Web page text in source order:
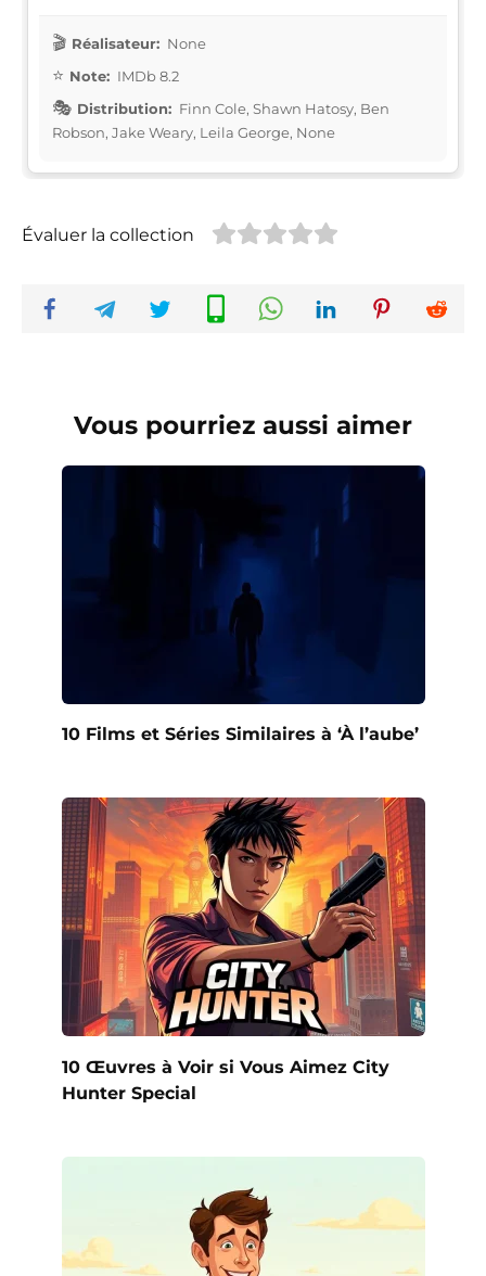
Réalisateur: None
Note: IMDb 8.2
Distribution: Finn Cole, Shawn Hatosy, Ben
Robson, Jake Weary, Leila George, None
Évaluer la collection
Vous pourriez aussi aimer
10 Films et Séries Similaires à ‘À l’aube’
10 Œuvres à Voir si Vous Aimez City
Hunter Special